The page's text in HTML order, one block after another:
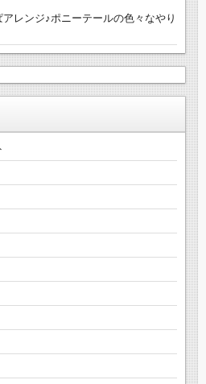
レンジ♪ポニーテールの色々なやり